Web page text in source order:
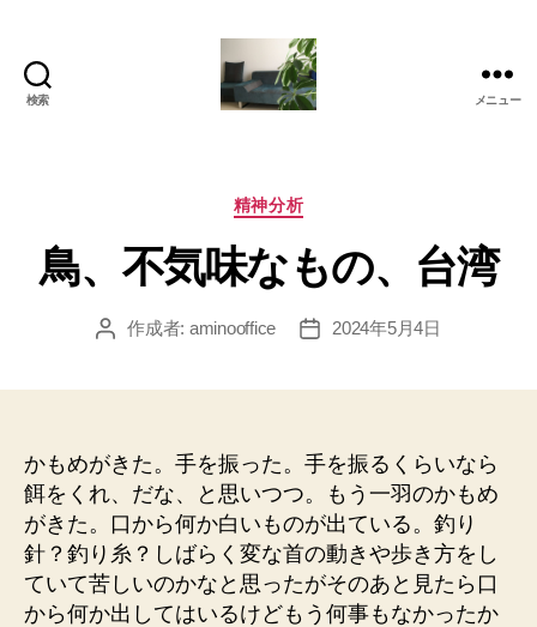
検索
美
か
も
あ
の
グ
メニュー
カ
ゴ
リ
精神分析
鳥、不気味なもの、台湾
投 作成者: aminooffice
投
2024年5月4日
かもめがきた。手を振った。手を振るくらいなら
餌をくれ、だな、と思いつつ。もう一羽のかもめ
がきた。口から何か白いものが出ている。釣り
針？釣り糸？しばらく変な首の動きや歩き方をし
ていて苦しいのかなと思ったがそのあと見たら口
から何か出してはいるけどもう何事もなかったか